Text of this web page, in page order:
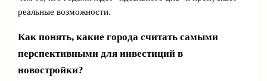
реальные возможности.
Как понять, какие города считать самыми
перспективными для инвестиций в
новостройки?